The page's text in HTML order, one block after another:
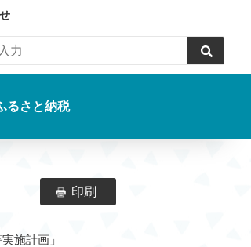
るさと納税
等実施計画」
印刷